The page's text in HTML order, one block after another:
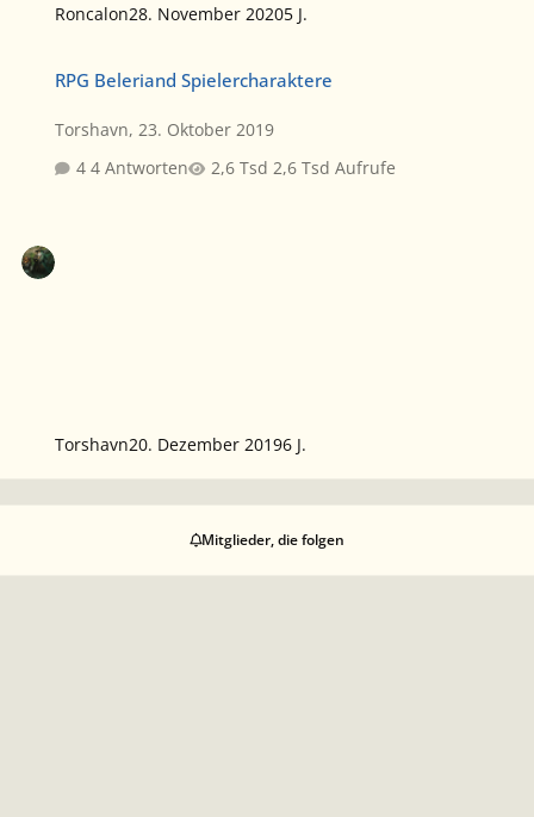
Roncalon28. November 20205 J.
RPG Beleriand Spielercharaktere
Torshavn,23. Oktober 2019
4 Antworten
2,6 Tsd Aufrufe
Torshavn20. Dezember 20196 J.
Mitglieder, die folgen